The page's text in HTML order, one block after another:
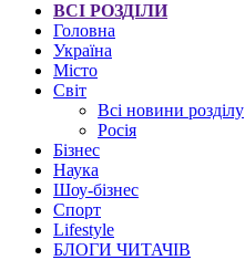
ВСІ РОЗДІЛИ
Головна
Україна
Місто
Світ
Всі новини розділу
Росія
Бізнес
Наука
Шоу-бізнес
Спорт
Lifestyle
БЛОГИ ЧИТАЧІВ